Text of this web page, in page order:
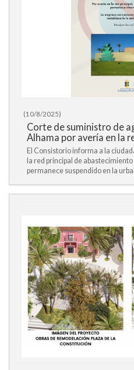
(10/8/2025)
Corte de suministro de
Alhama por avería en la
El Consistorio informa a la
la red principal de
permanece suspendido en la